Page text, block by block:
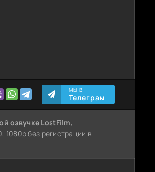
МЫ В
Телеграм
озвучке LostFilm,
1080p без регистрации в